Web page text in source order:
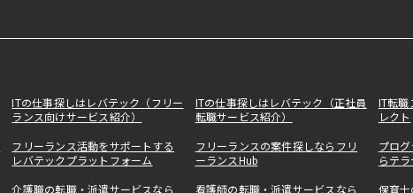
ITの仕事探しはレバテック（フリー
ランス向けサービス紹介）
ITの仕事探しはレバテック（正社員
転職サービス紹介）
IT転
レクト
フリーランス活動をサポートする
レバテックプラットフォーム
フリーランスの案件探しならフリ
ーランスHub
プロ
らテ
介護職の転職・派遣サービスなら 看護師の転職・派遣サービスなら 保育